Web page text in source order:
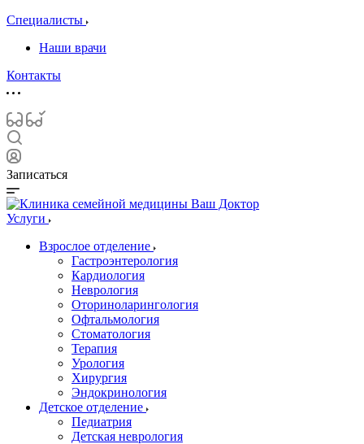
Специалисты
Наши врачи
Контакты
Записаться
Услуги
Взрослое отделение
Гастроэнтерология
Кардиология
Неврология
Оториноларингология
Офтальмология
Стоматология
Терапия
Урология
Хирургия
Эндокринология
Детское отделение
Педиатрия
Детская неврология